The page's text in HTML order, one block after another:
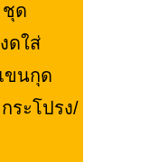
ชุด
ดใส่
ขนกุด
ระโปรง/